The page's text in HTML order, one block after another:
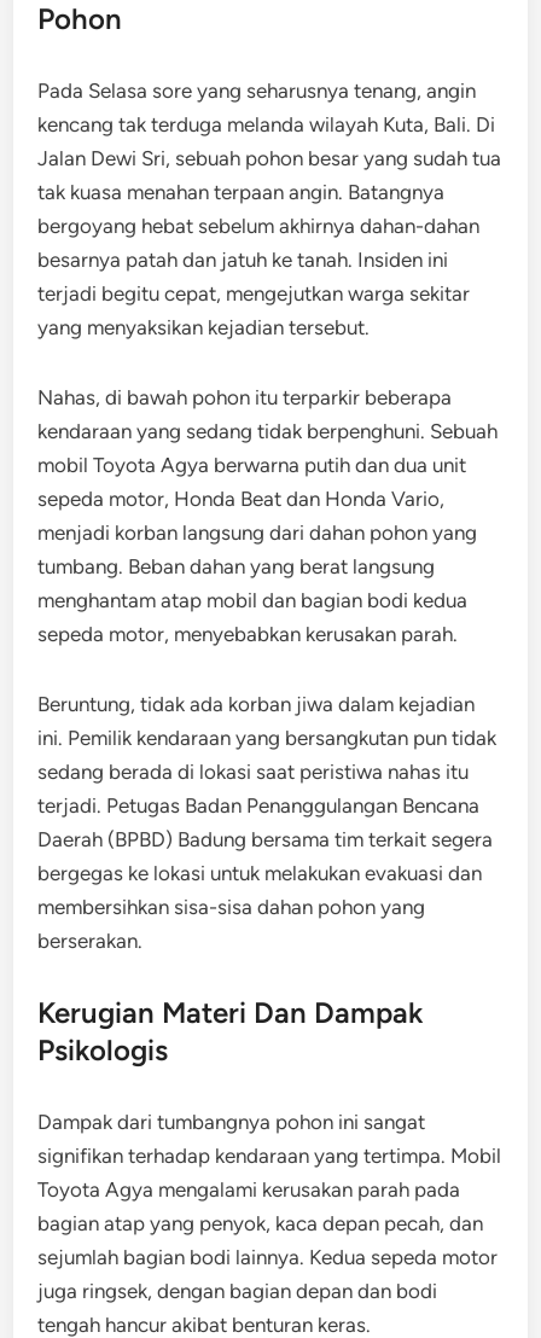
Pohon
Pada Selasa sore yang seharusnya tenang, angin
kencang tak terduga melanda wilayah Kuta, Bali. Di
Jalan Dewi Sri, sebuah pohon besar yang sudah tua
tak kuasa menahan terpaan angin. Batangnya
bergoyang hebat sebelum akhirnya dahan-dahan
besarnya patah dan jatuh ke tanah. Insiden ini
terjadi begitu cepat, mengejutkan warga sekitar
yang menyaksikan kejadian tersebut.
Nahas, di bawah pohon itu terparkir beberapa
kendaraan yang sedang tidak berpenghuni. Sebuah
mobil Toyota Agya berwarna putih dan dua unit
sepeda motor, Honda Beat dan Honda Vario,
menjadi korban langsung dari dahan pohon yang
tumbang. Beban dahan yang berat langsung
menghantam atap mobil dan bagian bodi kedua
sepeda motor, menyebabkan kerusakan parah.
Beruntung, tidak ada korban jiwa dalam kejadian
ini. Pemilik kendaraan yang bersangkutan pun tidak
sedang berada di lokasi saat peristiwa nahas itu
terjadi. Petugas Badan Penanggulangan Bencana
Daerah (BPBD) Badung bersama tim terkait segera
bergegas ke lokasi untuk melakukan evakuasi dan
membersihkan sisa-sisa dahan pohon yang
berserakan.
Kerugian Materi Dan Dampak
Psikologis
Dampak dari tumbangnya pohon ini sangat
signifikan terhadap kendaraan yang tertimpa. Mobil
Toyota Agya mengalami kerusakan parah pada
bagian atap yang penyok, kaca depan pecah, dan
sejumlah bagian bodi lainnya. Kedua sepeda motor
juga ringsek, dengan bagian depan dan bodi
tengah hancur akibat benturan keras.